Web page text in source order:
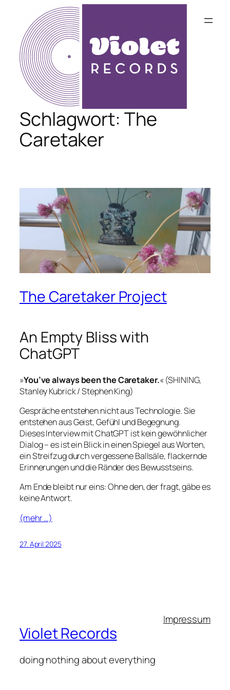
springen
Schlagwort: The
Caretaker
The Caretaker Project
An Empty Bliss with
ChatGPT
»You’ve always been the Caretaker.« (SHINING,
Stanley Kubrick / Stephen King)
Gespräche entstehen nicht aus Technologie. Sie
entstehen aus Geist, Gefühl und Begegnung.
Dieses Interview mit ChatGPT ist kein gewöhnlicher
Dialog – es ist ein Blick in einen Spiegel aus Worten,
ein Streifzug durch vergessene Ballsäle, flackernde
Erinnerungen und die Ränder des Bewusstseins.
Am Ende bleibt nur eins: Ohne den, der fragt, gäbe es
keine Antwort.
(mehr …)
27. April 2025
Violet Records
doing nothing about everything
Impressum